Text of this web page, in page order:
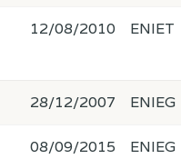
12/08/2010 ENIET
28/12/2007 ENIEG
08/09/2015 ENIEG